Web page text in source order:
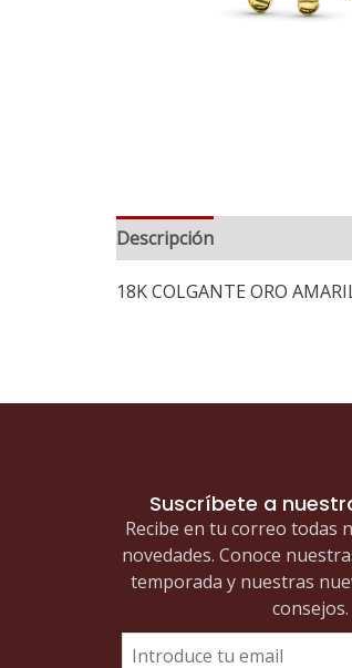
Descripción
18K COLGANTE ORO
Suscríbete a
Recibe en tu correo todas
novedades. Conoce
temporada y nuestras
consejos.